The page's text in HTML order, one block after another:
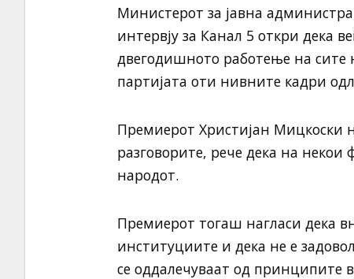
Министерот за јавна
интервју за Канал 5 откри дека
двегодишното работење на
партијата оти нивните кадри
Премиерот Христијан Мицкоски
разговорите, рече дека на
народот.
Премиерот тогаш нагласи дека
институциите и дека не е
се оддалечуваат од принципите